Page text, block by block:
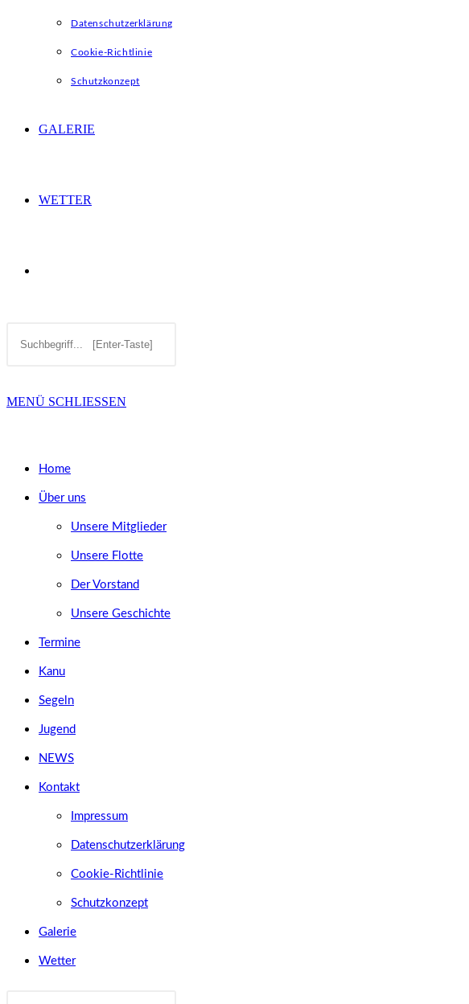
Datenschutzerklärung
Cookie-Richtlinie
Schutzkonzept
GALERIE
WETTER
SUCHE
UMSCHALTEN
Diese
durchsuchen
MENÜ SCHLIESSEN
Home
Über uns
Unsere Mitglieder
Unsere Flotte
Der Vorstand
Unsere Geschichte
Termine
Kanu
Segeln
Jugend
NEWS
Kontakt
Impressum
Datenschutzerklärung
Cookie-Richtlinie
Schutzkonzept
Galerie
Wetter